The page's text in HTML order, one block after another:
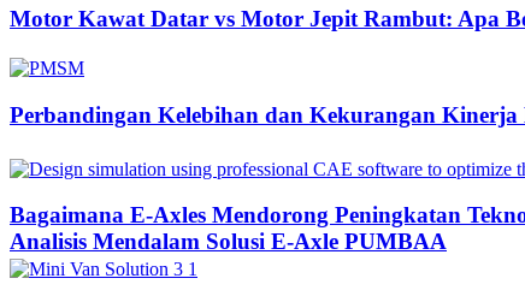
Motor Kawat Datar vs Motor Jepit Rambut: Apa
Perbandingan Kelebihan dan Kekurangan
Bagaimana E-Axles Mendorong Peningkatan
Analisis Mendalam Solusi E-Axle PUMBAA